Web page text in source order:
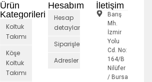
Ürün
Kategorileri
Koltuk
Takımı
Köşe
Koltuk
Takımı
Hesabım
Hesap
detayları
Siparişler
Adresler
İletişim
Barış
Mh.
İzmir
Yolu
Cd. No:
164/B
Nilüfer
/ Bursa